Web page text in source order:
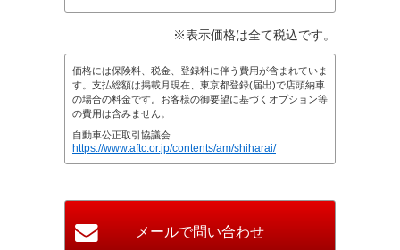
※表示価格は全て税込です。
価格には保険料、税金、登録料に伴う費用が含まれていま
す。支払総額は掲載月現在、東京都登録(届出)で店頭納車
の場合の料金です。お客様の御要望に基づくオプション等
の費用は含みません。
自動車公正取引協議会
https://www.aftc.or.jp/contents/am/shiharai/